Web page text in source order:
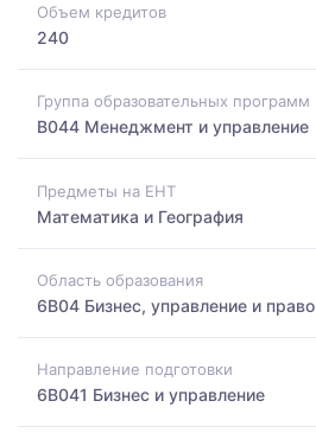
Объем кредитов
240
Группа образовательных программ
B044 Менеджмент и управление
Предметы на ЕНТ
Математика и География
Область образования
6B04 Бизнес, управление и право
Направление подготовки
6B041 Бизнес и управление